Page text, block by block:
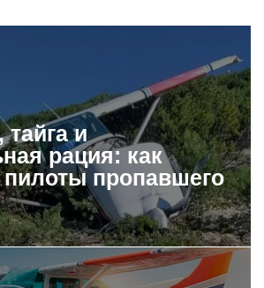
тайга и
рация: как
пилоты пропавшего